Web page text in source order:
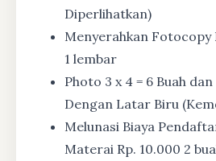
Diperlihatkan)
Menyerahkan Fotocopy
1 lembar
Photo 3 x 4 = 6 Buah dan
Dengan Latar Biru
Melunasi Biaya
Materai Rp. 10.000 2